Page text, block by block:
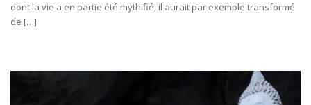
dont la vie a en partie été mythifié, il aurait par exemple transformé
de […]